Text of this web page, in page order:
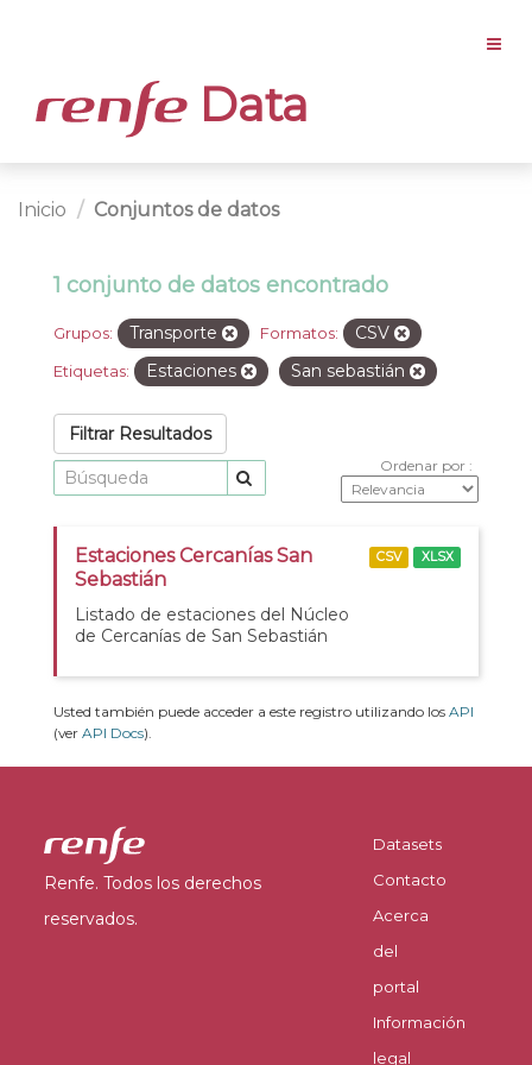
Data
Inicio Conjuntos de datos
1 conjunto de datos encontrado
Grupos: Transporte Formatos: CSV
Etiquetas: Estaciones San sebastián
Filtrar Resultados
Ordenar por
Estaciones Cercanías San
Sebastián
Listado de estaciones del Núcleo
de Cercanías de San Sebastián
CSV XLSX
Usted también puede acceder a este registro utilizando los API
(ver API Docs).
Renfe. Todos los derechos
reservados.
Datasets
Contacto
Acerca
del
portal
Información
legal